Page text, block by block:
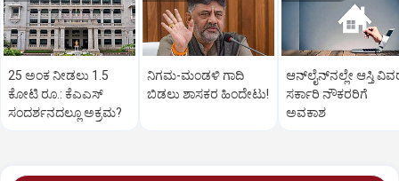
25 ಅಂಕ ನೀಡಲು 1.5
ಕೋಟಿ ರೂ.: ಕೆಎಎಸ್
ಸಂದರ್ಶನದಲ್ಲೂ ಅಕ್ರಮ?
ನಿಗಮ-ಮಂಡಳಿ ಗಾದಿ
ಬಿಡಲು ಶಾಸಕರ ಹಿಂದೇಟು!
ಆನ್‌ಲೈನ್‌ನಲ್ಲೇ ಆಸ್ತಿ
ಸರ್ಕಾರಿ ನೌಕರರಿಗೆ
ಅವಕಾಶ